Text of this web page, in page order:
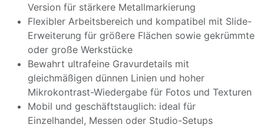
Version für stärkere Metallmarkierung
Flexibler Arbeitsbereich und kompatibel mit Slide-
Erweiterung für größere Flächen sowie gekrümmte
oder große Werkstücke
Bewahrt ultrafeine Gravurdetails mit
gleichmäßigen dünnen Linien und hoher
Mikrokontrast-Wiedergabe für Fotos und Texturen
Mobil und geschäftstauglich: ideal für
Einzelhandel, Messen oder Studio-Setups